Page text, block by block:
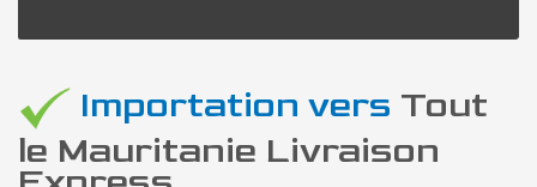
Importation vers Tout
le Mauritanie Livraison